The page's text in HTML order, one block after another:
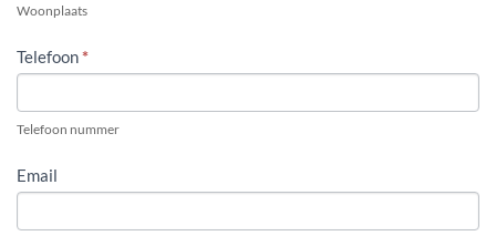
Woonplaats
Telefoon*
Telefoon nummer
Email